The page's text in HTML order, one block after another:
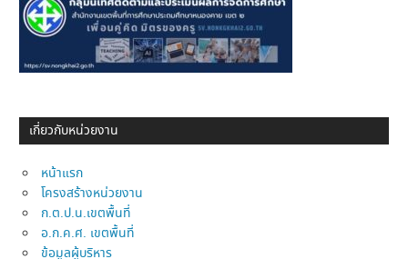
เกี่ยวกับหน่วยงาน
หน้าแรก
โครงสร้างหน่วยงาน
ก.ต.ป.น.เขตพื้นที่
อ.ก.ค.ศ. เขตพื้นที่
ข้อมูลผู้บริหาร